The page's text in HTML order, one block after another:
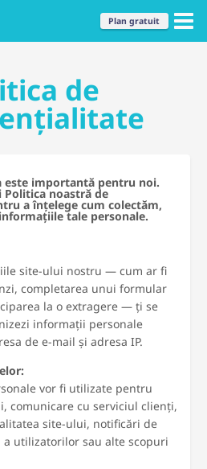
Plan gratuit
de
importantă pentru noi.
Politica noastră de
a înțelege cum colectăm,
tale personale.
site-ului nostru — cum ar fi
completarea unui formular
la o extragere — ți se
informații personale
de e-mail și adresa IP.
vor fi utilizate pentru
comunicare cu serviciul clienți,
site-ului, notificări de
a utilizatorilor sau alte scopuri